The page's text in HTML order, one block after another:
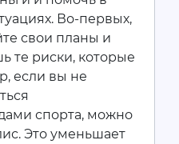
Во-первых,
свои планы и
те риски, которые
если вы не
спорта, можно
Это уменьшает